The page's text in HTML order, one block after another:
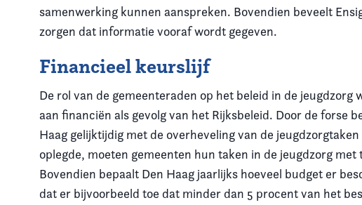
samenwerking kunnen aanspreken. Bovendien beveelt
zorgen dat informatie vooraf wordt gegeven.
Financieel keurslijf
De rol van de gemeenteraden op het beleid in de jeugdzorg
aan financiën als gevolg van het Rijksbeleid. Door de forse
Haag gelijktijdig met de overheveling van de
oplegde, moeten gemeenten hun taken in de jeugdzorg
Bovendien bepaalt Den Haag jaarlijks hoeveel budget er
dat er bijvoorbeeld toe dat minder dan 5 procent van het